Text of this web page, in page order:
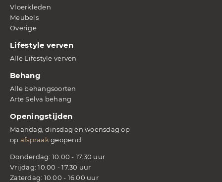
Vloerkleden
Meubels
Overige
Lifestyle verven
Alle Lifestyle verven
Behang
Alle behangsoorten
Arte Selva behang
Openingstijden
Maandag, dinsdag en woensdag op
op afspraakgeopend.
Donderdag: 10.00 - 17.30 uur
Vrijdag: 10.00 - 17.30 uur
Zaterdag: 10.00 - 16.00 uur